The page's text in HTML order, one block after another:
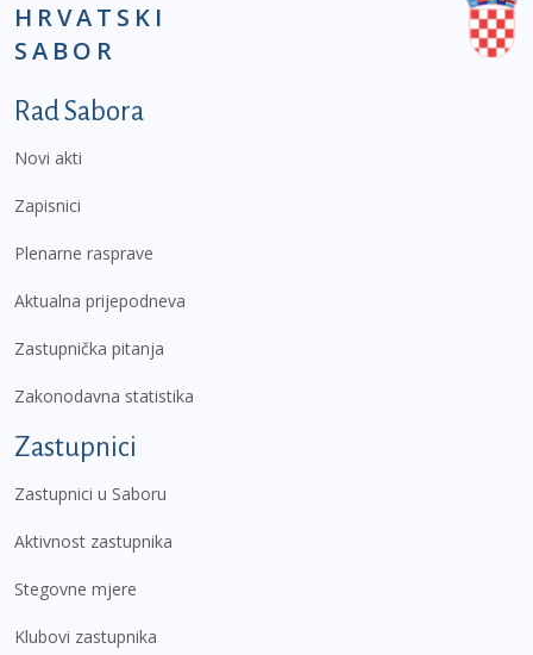
HRVATSKI
SABOR
Podnožje prvi izbornik
Rad Sabora
Novi akti
Zapisnici
Plenarne rasprave
Aktualna prijepodneva
Zastupnička pitanja
Zakonodavna statistika
Zastupnici
Zastupnici u Saboru
Aktivnost zastupnika
Stegovne mjere
Klubovi zastupnika